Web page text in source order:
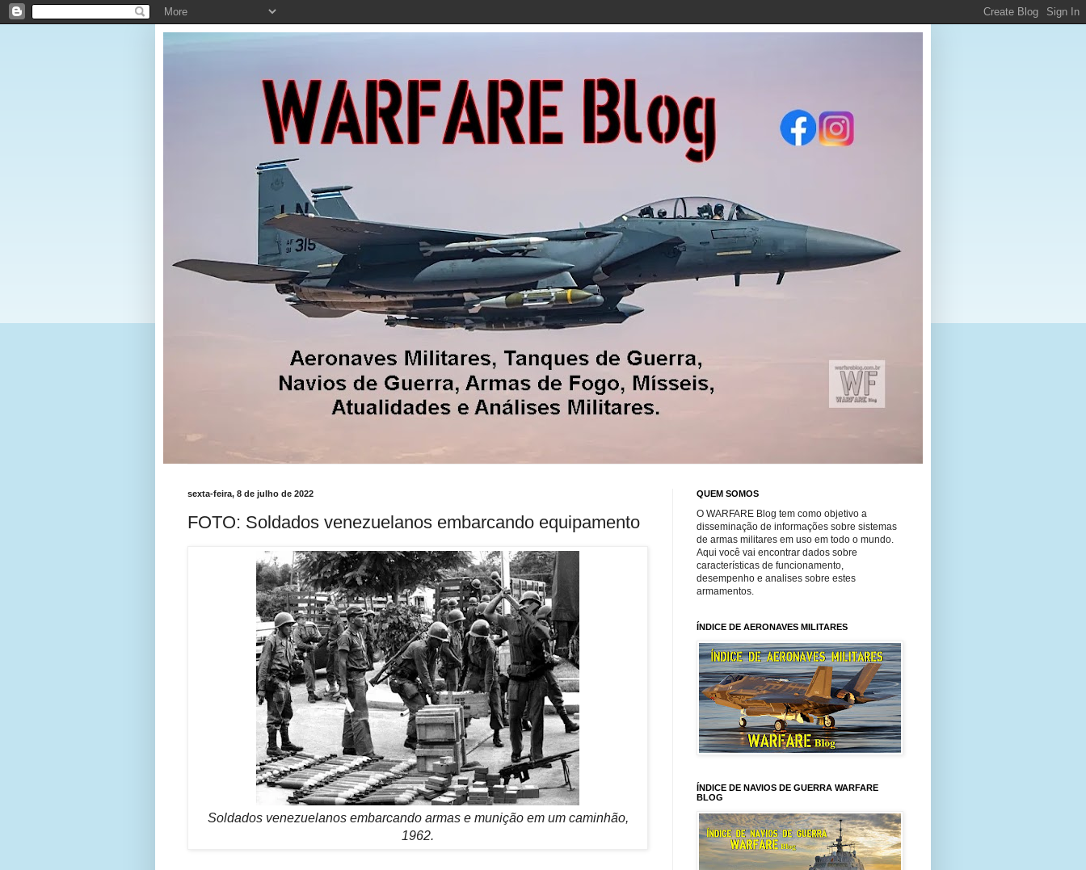
sexta-feira, 8 de julho de 2022
FOTO: Soldados venezuelanos embarcando equipamento
Soldados venezuelanos embarcando armas e munição em um caminhão,
1962.
QUEM SOMOS
O WARFARE Blog tem como objetivo a
disseminação de informações sobre sistemas
de armas militares em uso em todo o mundo.
Aqui você vai encontrar dados sobre
características de funcionamento,
desempenho e analises sobre estes
armamentos.
ÍNDICE DE AERONAVES MILITARES
ÍNDICE DE NAVIOS DE GUERRA WARFARE
BLOG